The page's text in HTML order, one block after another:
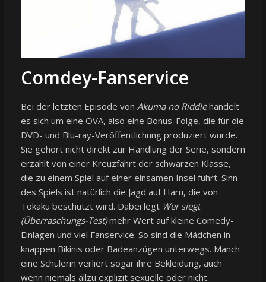
Comdey-Fanservice
Bei der letzten Episode von Akuma no Riddlehandelt
es sich um eine OVA, also eine Bonus-Folge, die für die
DVD- und Blu-ray-Veröffentlichung produziert wurde.
Sie gehört nicht direkt zur Handlung der Serie, sondern
erzählt von einer Kreuzfahrt der schwarzen Klasse,
die zu einem Spiel auf einer einsamen Insel führt. Sinn
des Spiels ist natürlich die Jagd auf Haru, die von
Tokaku beschützt wird. Dabei legt Wer siegt
(Überraschungs-Test)mehr Wert auf kleine Comedy-
Einlagen und viel Fanservice. So sind die Mädchen in
knappen Bikinis oder Badeanzügen unterwegs. Manch
eine Schülerin verliert sogar ihre Bekleidung, auch
wenn niemals allzu explizit sexuelle oder nicht